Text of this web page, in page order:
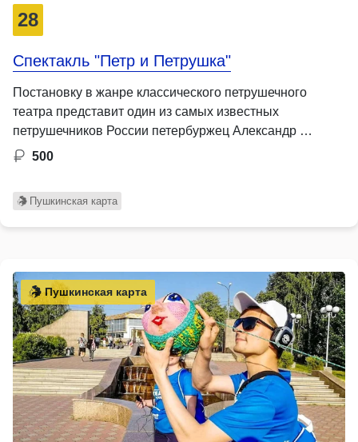
28
Спектакль "Петр и Петрушка"
Постановку в жанре классического петрушечного
театра представит один из самых известных
петрушечников России петербуржец Александр …
500
Пушкинская карта
Пушкинская карта